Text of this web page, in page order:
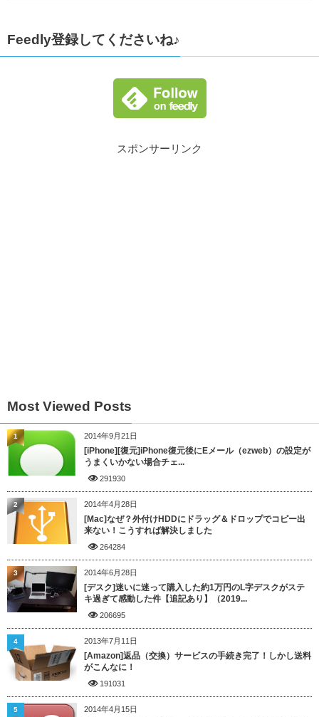
Feedly登録してくださいね♪
スポンサーリンク
Most Viewed Posts
2014年9月21日
[iPhone][復元]iPhone復元後にEメール（ezweb）の設定が
うまくいかない場合チェ...
291930
1
2014年4月28日
[Mac]なぜ？外付けHDDにドラッグ＆ドロップでコピー出
来ない！こうすれば解決しました
264284
2
2014年6月28日
[デスク]迷いに迷って購入した約1万円のL字デスクがステ
キ過ぎて感動した件【追記あり】（2019...
206695
3
2013年7月11日
[Amazon]返品（交換）サービスの手続き完了！しかし送料
がこんなに！
191031
4
2014年4月15日
5